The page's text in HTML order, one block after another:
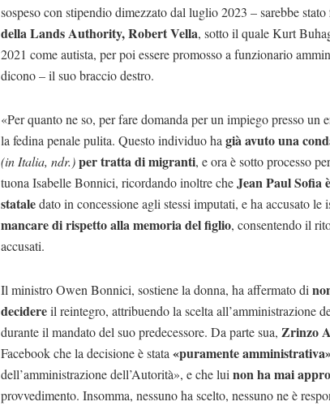
sospeso con stipendio dimezzato dal luglio 2023 – sarebbe stato
della Lands Authority,Robert Vella, sotto il quale Kurt
2021 come autista, per poi essere promosso a funzionario
dicono – il suo braccio destro.
«Per quanto ne so, per fare domanda per un impiego presso un
la fedina penale pulita. Questo individuo ha già avuto una
(in Italia, ndr.)per tratta di migranti, e ora è sotto processo
tuona Isabelle Bonnici, ricordando inoltre cheJean Paul Sofia
stataledato in concessione agli stessi imputati, e ha accusato
mancare di rispetto alla memoria del figlio, consentendo il
accusati.
Il ministro Owen Bonnici, sostiene la donna, ha affermato di
decidereil reintegro, attribuendo la scelta all’amministrazione
durante il mandato del suo predecessore. Da parte sua, Zrinzo
Facebook che la decisione è stata «puramente
dell’amministrazione dell’Autorità», e che lui non ha mai
provvedimento. Insomma, nessuno ha scelto, nessuno ne è